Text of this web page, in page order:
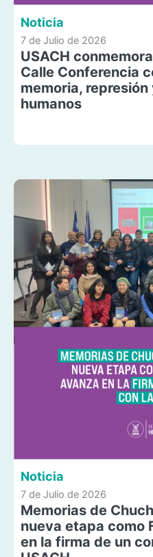
Noticia
7 de Julio de 2026
USACH
Calle Conferencia
memoria,
humanos
Noticia
7 de Julio de 2026
Memorias de
nueva etapa como
en la firma de un